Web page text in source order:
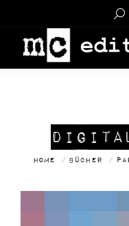
You are here:
Home Bücher